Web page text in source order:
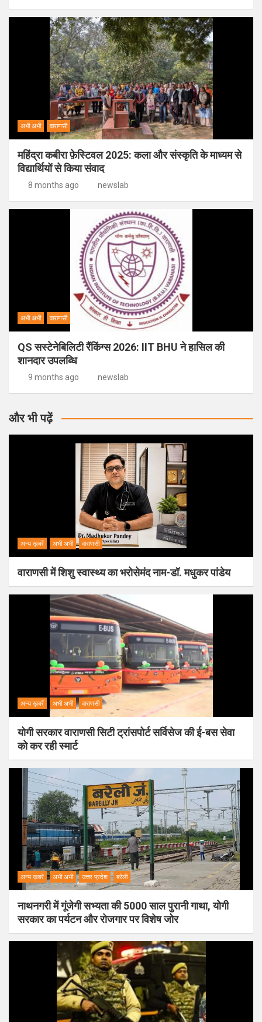
अभी अभी वाराणसी
महिंद्रा कबीरा फ़ेस्टिवल 2025: कला और संस्कृति के माध्यम से
विद्यार्थियों से किया संवाद
8 months ago newslab
अभी अभी वाराणसी
QS सस्टेनेबिलिटी रैंकिंग्स 2026: IIT BHU ने हासिल की
शानदार उपलब्धि
9 months ago newslab
और भी पढ़ें
अन्य ख़बरें अभी अभी वाराणसी
वाराणसी में शिशु स्वास्थ्य का भरोसेमंद नाम-डॉ. मधुकर पांडेय
अन्य ख़बरें अभी अभी वाराणसी
योगी सरकार वाराणसी सिटी ट्रांसपोर्ट सर्विसेज की ई-बस सेवा
को कर रही स्मार्ट
अन्य ख़बरें अभी अभी उत्तर प्रदेश बरेली
नाथनगरी में गूंजेगी सभ्यता की 5000 साल पुरानी गाथा, योगी
सरकार का पर्यटन और रोजगार पर विशेष जोर